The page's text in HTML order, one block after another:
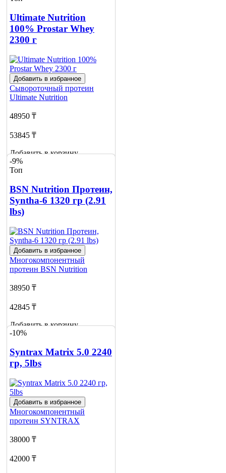
Ultimate Nutrition
100% Prostar Whey
2300 г
Добавить в избранное
Сывороточный протеин
Ultimate Nutrition
48950 ₸
53845 ₸
Добавить в корзину
2
-9%
Топ
BSN Nutrition Протеин,
Syntha-6 1320 гр (2.91
lbs)
Добавить в избранное
Многокомпонентный
протеин BSN Nutrition
38950 ₸
42845 ₸
Добавить в корзину
-10%
Syntrax Matrix 5.0 2240
гр, 5lbs
Добавить в избранное
Многокомпонентный
протеин SYNTRAX
38000 ₸
42000 ₸